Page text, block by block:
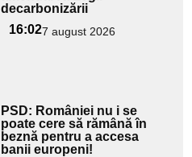
decarbonizării
16:027 august 2026
PSD: României nu i se
poate cere să rămână în
beznă pentru a accesa
banii europeni!